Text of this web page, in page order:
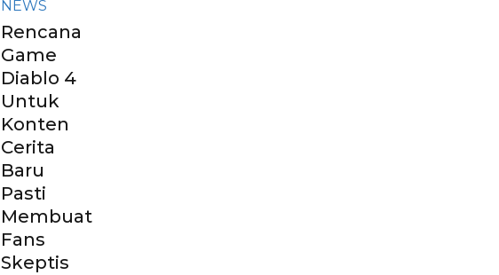
NEWS
Rencana
Game
Diablo 4
Untuk
Konten
Cerita
Baru
Pasti
Membuat
Fans
Skeptis